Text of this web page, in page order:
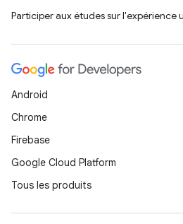
Participer aux études sur l'expérience
Android
Chrome
Firebase
Google Cloud Platform
Tous les produits